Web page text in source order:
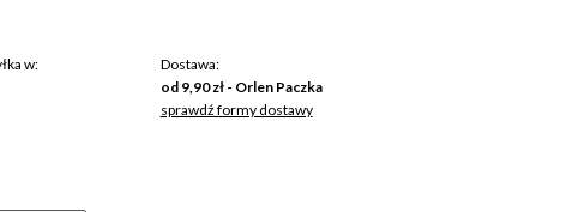
w:
Dostawa:
od 9,90 zł - Orlen Paczka
sprawdź formy dostawy